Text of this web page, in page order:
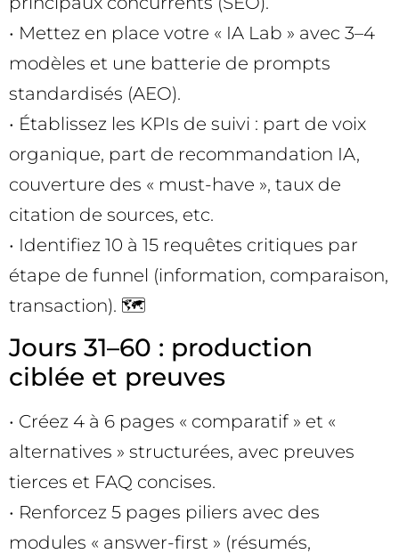
• Mettez en place votre « IA Lab » avec 3–4
modèles et une batterie de prompts
standardisés (AEO).
• Établissez les KPIs de suivi : part de voix
organique, part de recommandation IA,
couverture des « must-have », taux de
citation de sources, etc.
• Identifiez 10 à 15 requêtes critiques par
étape de funnel (information, comparaison,
transaction). 🗺️
Jours 31–60 : production
ciblée et preuves
• Créez 4 à 6 pages « comparatif » et «
alternatives » structurées, avec preuves
tierces et FAQ concises.
• Renforcez 5 pages piliers avec des
modules « answer-first » (résumés,